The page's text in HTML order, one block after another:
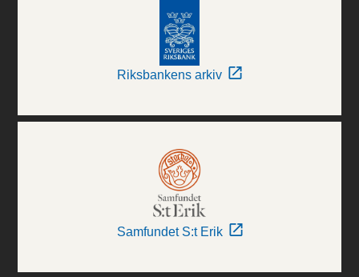
Riksbankens arkiv
Samfundet S:t Erik